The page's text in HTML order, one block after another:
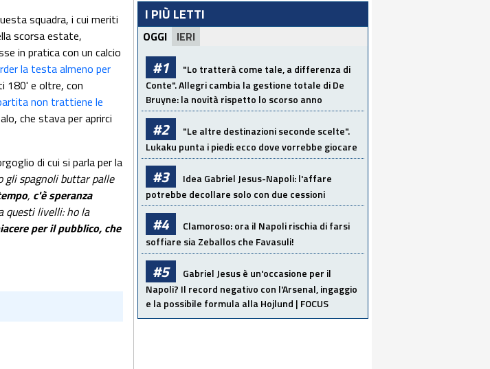
squadra, i cui meriti
scorsa estate,
in pratica con un calcio
la testa almeno per
180' e oltre, con
non trattiene le
che stava per aprirci
di cui si parla per la
gli spagnoli buttar palle
, c'è speranza
questi livelli: ho la
per il pubblico, che
I PIÙ LETTI
OGGI IERI
#1
"Lo tratterà come tale, a differenza di
Conte". Allegri cambia la gestione totale di De
Bruyne: la novità rispetto lo scorso anno
#2
"Le altre destinazioni seconde scelte".
Lukaku punta i piedi: ecco dove vorrebbe giocare
#3
Idea Gabriel Jesus-Napoli: l'affare
potrebbe decollare solo con due cessioni
#4
Clamoroso: ora il Napoli rischia di farsi
soffiare sia Zeballos che Favasuli!
#5
Gabriel Jesus è un'occasione per il
Napoli? Il record negativo con l'Arsenal, ingaggio
e la possibile formula alla Hojlund | FOCUS